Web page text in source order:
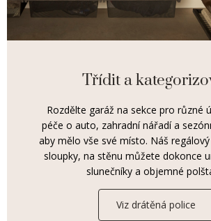
Třídit a
Rozdělte garáž na sekce pro různé
péče o auto, zahradní nářadí a
aby mělo vše své místo. Náš
sloupky, na stěnu můžete dokonce
slunečníky a objemné
Viz drátěná police